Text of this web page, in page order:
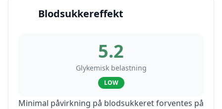
Blodsukkereffekt
5.2
Glykemisk belastning
LOW
Minimal påvirkning på blodsukkeret forventes på